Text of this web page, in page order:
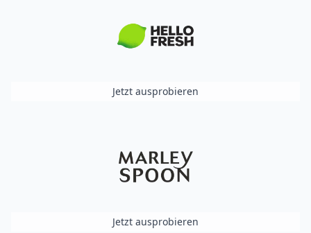
Jetzt ausprobieren
Jetzt ausprobieren